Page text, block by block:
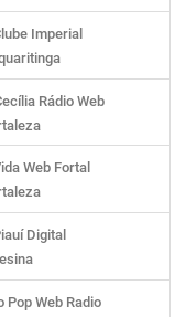
Imperial
Rádio Web
Web Fortal
Digital
Pop Web Radio